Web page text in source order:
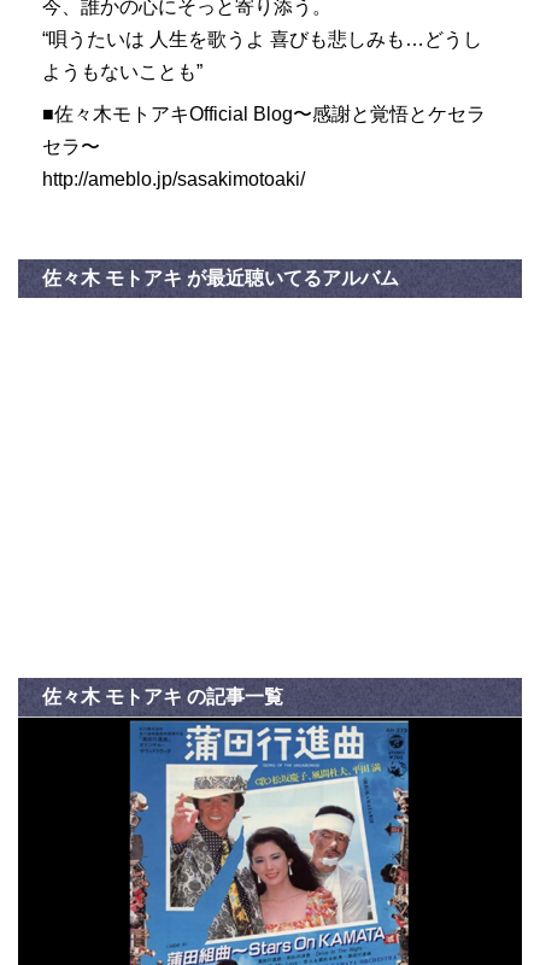
今、誰かの心にそっと寄り添う。
“唄うたいは 人生を歌うよ 喜びも悲しみも…どうし
ようもないことも”
■佐々木モトアキOfficial Blog〜感謝と覚悟とケセラ
セラ〜
http://ameblo.jp/sasakimotoaki/
佐々木 モトアキ が最近聴いてるアルバム
佐々木 モトアキ の記事一覧